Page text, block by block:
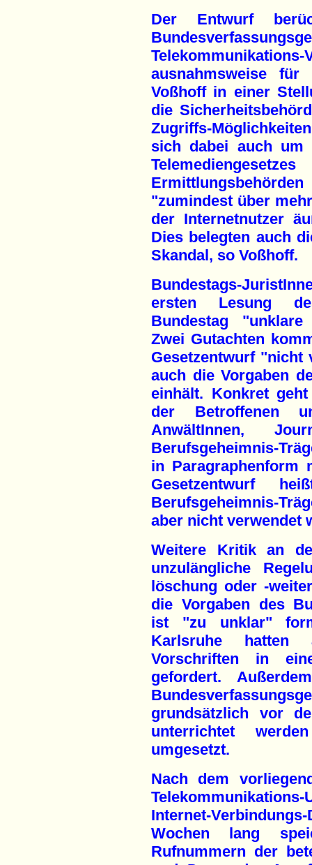
Der Entwurf
ausnahmsweise
Voßhoff in einer
die
Zugriffs-
sich dabei auch um
"zumindest über
der Internetnutzer
Dies belegten auch
Skandal, so Voßhoff.
Bundestags-
ersten Lesung
Bundestag "unklare
Zwei Gutachten
Gesetzentwurf
auch die Vorgaben
einhält. Konkret
der Betroffenen
AnwältInnen,
Berufsgeheimnis-
in Paragraphenform
Gesetzentwurf
Berufsgeheimnis-
aber nicht verwendet
Weitere Kritik an
unzulängliche
löschung oder -
die Vorgaben des
ist "zu unklar"
Karlsruhe hatten
Vorschriften in
gefordert.
grundsätzlich vor
unterrichtet
umgesetzt.
Nach dem
Internet-
Wochen lang
Rufnummern der